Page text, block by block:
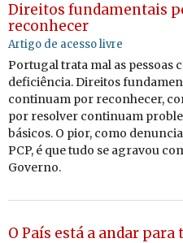
Direitos fundamentais
reconhecer
Artigo de acesso livre
Portugal trata mal as pessoas
deficiência. Direitos
continuam por reconhecer,
por resolver continuam
básicos. O pior, como
PCP, é que tudo se agravou
Governo.
O País está a andar para